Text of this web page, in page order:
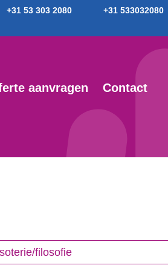
+31 53 303 2080 +31 533032080
aanvragen Contact